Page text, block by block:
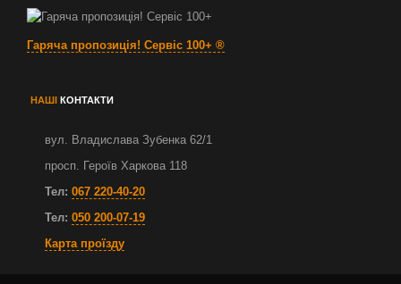
Гаряча пропозиція! Сервіс 100+ ®
НАШІ КОНТАКТИ
вул. Владислава Зубенка 62/1
просп. Героїв Харкова 118
Тел: 067 220-40-20
Тел: 050 200-07-19
Карта проїзду